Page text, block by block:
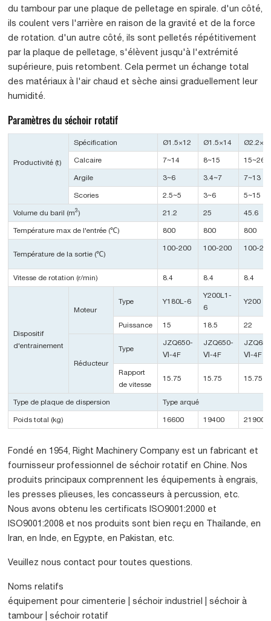
du tambour par une plaque de pelletage en spirale. d'un côté,
ils coulent vers l'arrière en raison de la gravité et de la force
de rotation. d'un autre côté, ils sont pelletés répétitivement
par la plaque de pelletage, s'élèvent jusqu'à l'extrémité
supérieure, puis retombent. Cela permet un échange total
des matériaux à l'air chaud et sèche ainsi graduellement leur
humidité.
Paramètres du séchoir rotatif
Productivité (t)
Spécification Ø1.5×12 Ø1.5×14
Calcaire 7~14 8~15 15~26
Argile 3~6 3.4~7 7~13
Scories 2.5~5 3~6 5~15
Volume du baril (m3) 21.2 25 45.6
Température max de l'entrée (℃) 800 800 800
Température de la sortie (℃)
100-200 100-200 100-
Vitesse de rotation (r/min) 8.4 8.4 8.4
Dispositif
d'entrainement
Moteur
Type Y180L-6
Y200L1-
6
Y200
Puissance 15 18.5 22
Réducteur
Type
JZQ650-
Ⅵ-4F
JZQ650-
Ⅵ-4F
Ⅵ-4F
Rapport
de vitesse
15.75 15.75 15.75
Type de plaque de dispersion Type arqué
Poids total (kg) 16600 19400 21900
Fondé en 1954, Right Machinery Company est un fabricant et
fournisseur professionnel de séchoir rotatif en Chine. Nos
produits principaux comprennent les équipements à engrais,
les presses plieuses, les concasseurs à percussion, etc.
Nous avons obtenu les certificats ISO9001:2000 et
ISO9001:2008 et nos produits sont bien reçu en Thaïlande, en
Iran, en Inde, en Egypte, en Pakistan, etc.
Veuillez nous contact pour toutes questions.
Noms relatifs
équipement pour cimenterie | séchoir industriel | séchoir à
tambour | séchoir rotatif